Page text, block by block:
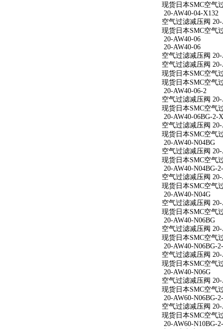
现货日本SMC空气
20-AW40-04-X132
空气过滤减压阀
现货日本SMC空气
20-AW40-06
20-AW40-06
空气过滤减压阀 20-
空气过滤减压阀 20-
现货日本SMC空气
现货日本SMC空气
20-AW40-06-2
空气过滤减压阀
现货日本SMC空气
20-AW40-06BG-2-
空气过滤减压阀
现货日本SMC空气
20-AW40-N04BG
空气过滤减压阀
现货日本SMC空气
20-AW40-N04BG-
空气过滤减压阀
现货日本SMC空气
20-AW40-N04G
空气过滤减压阀
现货日本SMC空气
20-AW40-N06BG
空气过滤减压阀
现货日本SMC空气
20-AW40-N06BG-
空气过滤减压阀
现货日本SMC空气
20-AW40-N06G
空气过滤减压阀
现货日本SMC空气
20-AW60-N06BG-
空气过滤减压阀
现货日本SMC空气
20-AW60-N10BG-